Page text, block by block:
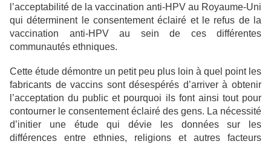
l’acceptabilité de la vaccination anti-HPV au Royaume-Uni
qui déterminent le consentement éclairé et le refus de la
vaccination anti-HPV au sein de ces différentes
communautés ethniques.
Cette étude démontre un petit peu plus loin à quel point les
fabricants de vaccins sont désespérés d’arriver à obtenir
l’acceptation du public et pourquoi ils font ainsi tout pour
contourner le consentement éclairé des gens. La nécessité
d’initier une étude qui dévie les données sur les
différences entre ethnies, religions et autres facteurs